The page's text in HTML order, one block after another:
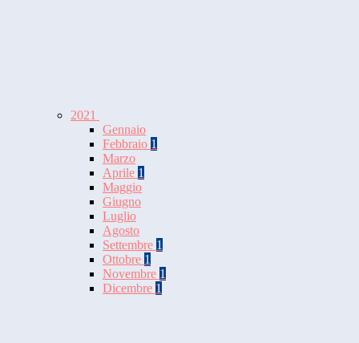
2021
Gennaio
Febbraio 1
Marzo
Aprile 1
Maggio
Giugno
Luglio
Agosto
Settembre 1
Ottobre 1
Novembre 1
Dicembre 1